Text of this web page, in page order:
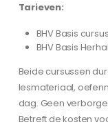
Tarieven:
BHV Basis
BHV Basis
Beide cursussen
lesmateriaal,
dag. Geen
Betreft de kosten